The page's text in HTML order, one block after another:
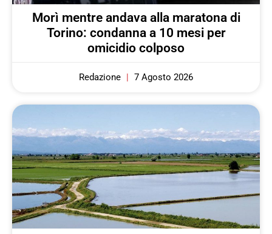
Morì mentre andava alla maratona di
Torino: condanna a 10 mesi per
omicidio colposo
Redazione 7 Agosto 2026